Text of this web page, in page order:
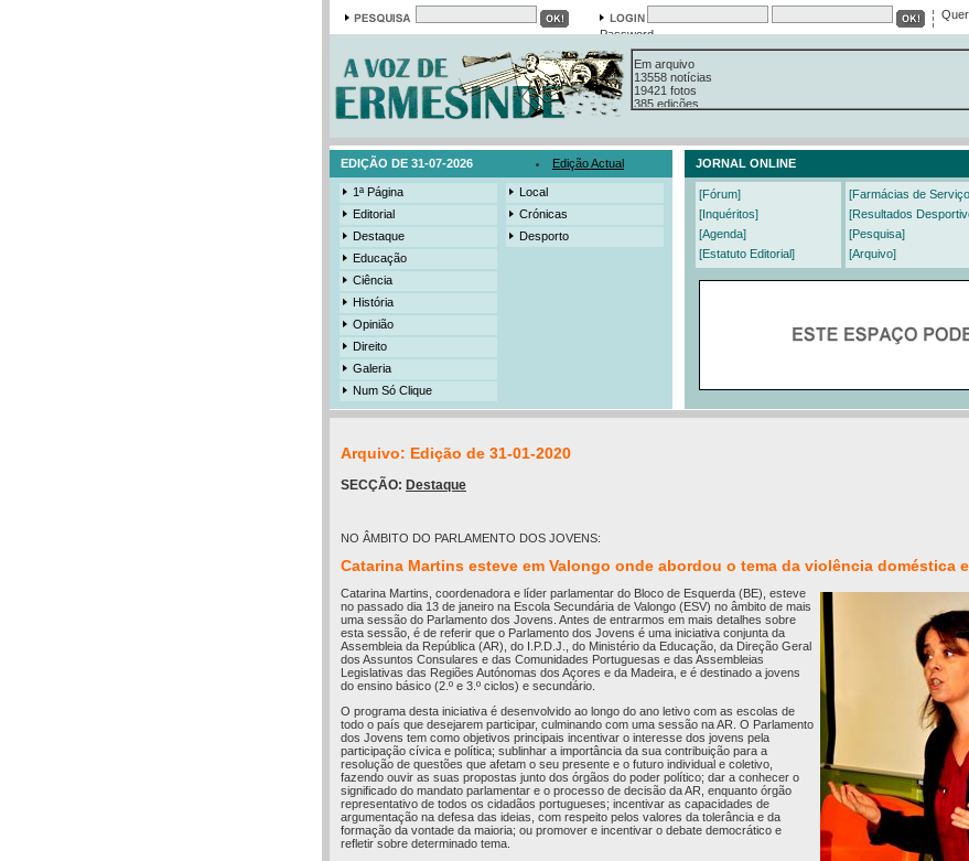
Password
Em arquivo
13558 notícias
19421 fotos
385 edições
3206 mensagens
EDIÇÃO DE 31-07-2026 Edição Actual JORNAL ONLINE
1ª Página
Editorial
Destaque
Educação
Ciência
História
Opinião
Direito
Galeria
Num Só Clique
Local
Crónicas
Desporto
[Fórum]
[Inquéritos]
[Agenda]
[Estatuto Editorial]
[Farmácias de
[Resultados
[Pesquisa]
[Arquivo]
Arquivo: Edição de 31-01-2020
SECÇÃO: Destaque
NO ÂMBITO DO PARLAMENTO DOS JOVENS:
Catarina Martins esteve em Valongo onde abordou o tema da violência doméstica
Catarina Martins, coordenadora e líder parlamentar do Bloco de Esquerda (BE), esteve
no passado dia 13 de janeiro na Escola Secundária de Valongo (ESV) no âmbito de mais
uma sessão do Parlamento dos Jovens. Antes de entrarmos em mais detalhes sobre
esta sessão, é de referir que o Parlamento dos Jovens é uma iniciativa conjunta da
Assembleia da República (AR), do I.P.D.J., do Ministério da Educação, da Direção Geral
dos Assuntos Consulares e das Comunidades Portuguesas e das Assembleias
Legislativas das Regiões Autónomas dos Açores e da Madeira, e é destinado a jovens
do ensino básico (2.º e 3.º ciclos) e secundário.
O programa desta iniciativa é desenvolvido ao longo do ano letivo com as escolas de
todo o país que desejarem participar, culminando com uma sessão na AR. O Parlamento
dos Jovens tem como objetivos principais incentivar o interesse dos jovens pela
participação cívica e política; sublinhar a importância da sua contribuição para a
resolução de questões que afetam o seu presente e o futuro individual e coletivo,
fazendo ouvir as suas propostas junto dos órgãos do poder político; dar a conhecer o
significado do mandato parlamentar e o processo de decisão da AR, enquanto órgão
representativo de todos os cidadãos portugueses; incentivar as capacidades de
argumentação na defesa das ideias, com respeito pelos valores da tolerância e da
formação da vontade da maioria; ou promover e incentivar o debate democrático e
refletir sobre determinado tema.